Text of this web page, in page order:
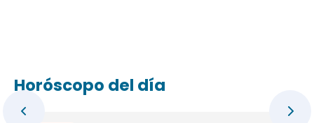
Horóscopo del día